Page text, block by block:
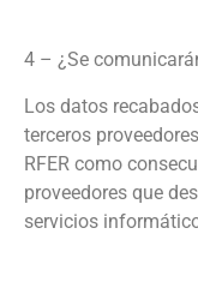
4 – ¿Se
Los datos
terceros
RFER como
proveedores que
servicios